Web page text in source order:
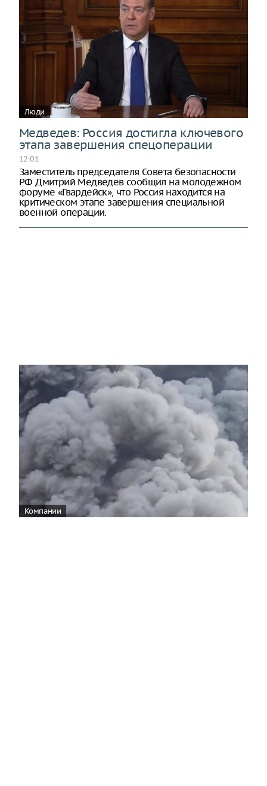
Люди
Медведев: Россия достигла ключевого
этапа завершения спецоперации
12:01
Заместитель председателя Совета безопасности
РФ Дмитрий Медведев сообщил на молодежном
форуме «Гвардейск», что Россия находится на
критическом этапе завершения специальной
военной операции.
Компании